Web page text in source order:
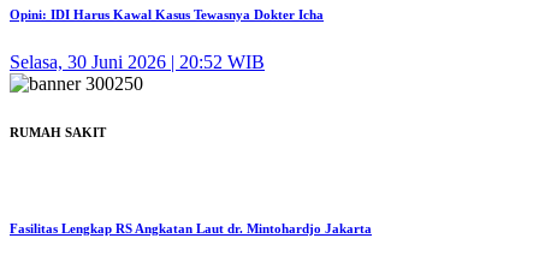
Opini: IDI Harus Kawal Kasus Tewasnya Dokter Icha
Selasa, 30 Juni 2026 | 20:52 WIB
RUMAH SAKIT
Fasilitas Lengkap RS Angkatan Laut dr. Mintohardjo Jakarta